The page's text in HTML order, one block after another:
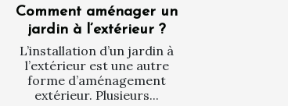
Comment aménager un
jardin à l’extérieur ?
L’installation d’un jardin à
l’extérieur est une autre
forme d’aménagement
extérieur. Plusieurs...